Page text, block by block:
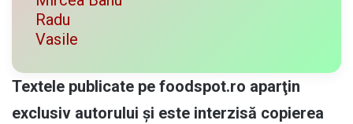
Radu
Vasile
Textele publicate pe foodspot.ro aparţin
exclusiv autorului și este interzisă copierea